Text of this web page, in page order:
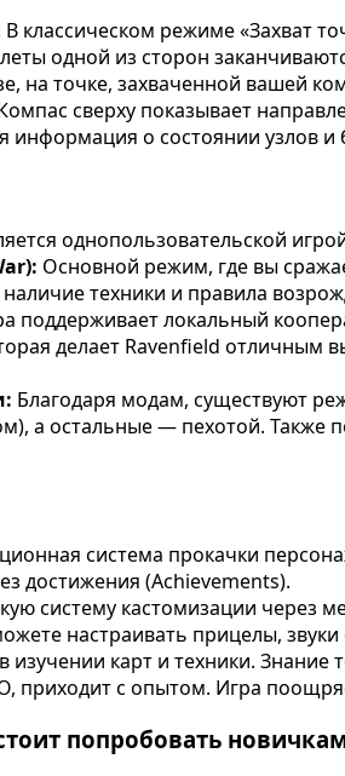
классическом режиме «Захват
одной из сторон
на точке, захваченной вашей
сверху показывает
информация о состоянии узлов и
однопользовательской
Основной режим, где вы
техники и правила
поддерживает локальный
делает Ravenfield отличным
Благодаря модам, существуют
а остальные — пехотой.
система прокачки
достижения (Achievements).
систему кастомизации
настраивать прицелы,
изучении карт и техники.
приходит с опытом. Игра
попробовать